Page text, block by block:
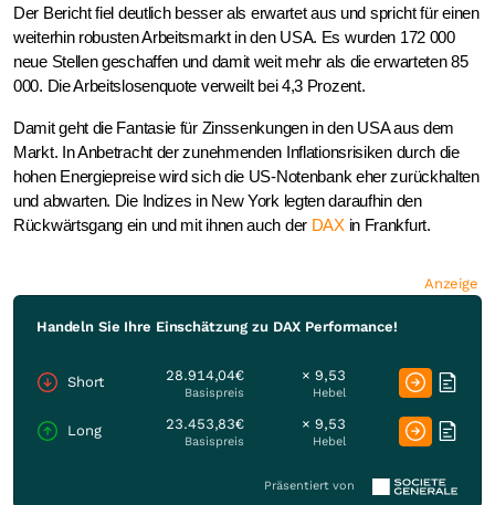
Der Bericht fiel deutlich besser als erwartet aus und spricht für einen
weiterhin robusten Arbeitsmarkt in den USA. Es wurden 172 000
neue Stellen geschaffen und damit weit mehr als die erwarteten 85
000. Die Arbeitslosenquote verweilt bei 4,3 Prozent.
Damit geht die Fantasie für Zinssenkungen in den USA aus dem
Markt. In Anbetracht der zunehmenden Inflationsrisiken durch die
hohen Energiepreise wird sich die US-Notenbank eher zurückhalten
und abwarten. Die Indizes in New York legten daraufhin den
Rückwärtsgang ein und mit ihnen auch der DAXin Frankfurt.
Anzeige
Handeln Sie Ihre Einschätzung zu DAX Performance!
Short 28.914,04€
Basispreis
× 9,53
Hebel
Long 23.453,83€
Basispreis
× 9,53
Hebel
Präsentiert von